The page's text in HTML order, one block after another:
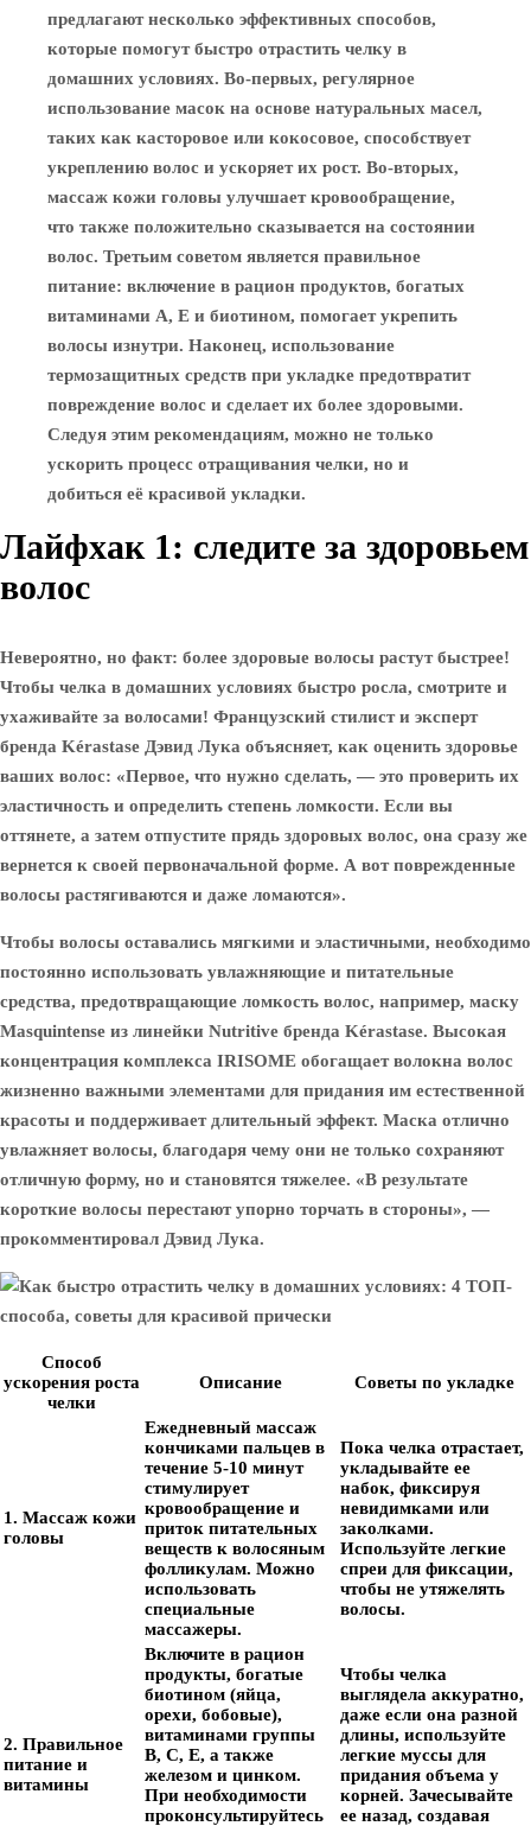
предлагают несколько эффективных способов,
которые помогут быстро отрастить челку в
домашних условиях. Во-первых, регулярное
использование масок на основе натуральных масел,
таких как касторовое или кокосовое, способствует
укреплению волос и ускоряет их рост. Во-вторых,
массаж кожи головы улучшает кровообращение,
что также положительно сказывается на состоянии
волос. Третьим советом является правильное
питание: включение в рацион продуктов, богатых
витаминами A, E и биотином, помогает укрепить
волосы изнутри. Наконец, использование
термозащитных средств при укладке предотвратит
повреждение волос и сделает их более здоровыми.
Следуя этим рекомендациям, можно не только
ускорить процесс отращивания челки, но и
добиться её красивой укладки.
Лайфхак 1: следите за здоровьем
волос
Невероятно, но факт: более здоровые волосы растут быстрее!
Чтобы челка в домашних условиях быстро росла, смотрите и
ухаживайте за волосами! Французский стилист и эксперт
бренда Kérastase Дэвид Лука объясняет, как оценить здоровье
ваших волос: «Первое, что нужно сделать, — это проверить их
эластичность и определить степень ломкости. Если вы
оттянете, а затем отпустите прядь здоровых волос, она сразу же
вернется к своей первоначальной форме. А вот поврежденные
волосы растягиваются и даже ломаются».
Чтобы волосы оставались мягкими и эластичными, необходимо
постоянно использовать увлажняющие и питательные
средства, предотвращающие ломкость волос, например, маску
Masquintense из линейки Nutritive бренда Kérastase. Высокая
концентрация комплекса IRISOME обогащает волокна волос
жизненно важными элементами для придания им естественной
красоты и поддерживает длительный эффект. Маска отлично
увлажняет волосы, благодаря чему они не только сохраняют
отличную форму, но и становятся тяжелее. «В результате
короткие волосы перестают упорно торчать в стороны», —
прокомментировал Дэвид Лука.
Способ
ускорения роста
челки
Описание Советы по укладке
1. Массаж кожи
головы
Ежедневный массаж
кончиками пальцев в
течение 5-10 минут
стимулирует
кровообращение и
приток питательных
веществ к волосяным
фолликулам. Можно
использовать
специальные
массажеры.
Пока челка отрастает,
укладывайте ее
набок, фиксируя
невидимками или
заколками.
Используйте легкие
спреи для фиксации,
чтобы не утяжелять
волосы.
2. Правильное
питание и
витамины
Включите в рацион
продукты, богатые
биотином (яйца,
орехи, бобовые),
витаминами группы
В, С, Е, а также
железом и цинком.
При необходимости
проконсультируйтесь
Чтобы челка
выглядела аккуратно,
даже если она разной
длины, используйте
легкие муссы для
придания объема у
корней. Зачесывайте
ее назад, создавая